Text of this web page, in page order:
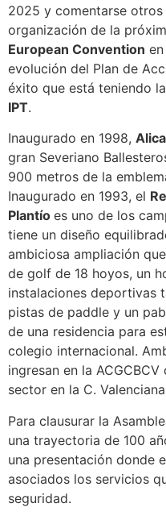
2025 y comentarse
organización de la
European Convention
evolución del Plan de
éxito que está teniendo la
IPT.
Inaugurado en 1998,
gran Severiano
900 metros de la
Inaugurado en 1993, el
Plantío es uno de los
tiene un diseño
ambiciosa ampliación
de golf de 18 hoyos, un
instalaciones deportivas
pistas de paddle y un
de una residencia para
colegio internacional.
ingresan en la
sector en la C.
Para clausurar la
una trayectoria de 100
una presentación donde
asociados los servicios
seguridad.